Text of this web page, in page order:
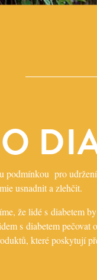
podmínkou pro
usnadnit a zlehčit.
že lidé s diabetem
s diabetem
které poskytují